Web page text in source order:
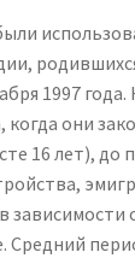
1997
когда они
16 лет), до
зависимости
Средний